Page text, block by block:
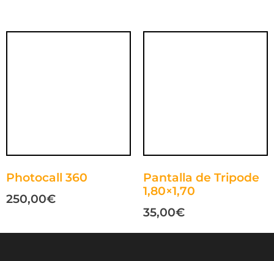
Photocall 360
250,00€
Pantalla de Tripode
1,80×1,70
35,00€